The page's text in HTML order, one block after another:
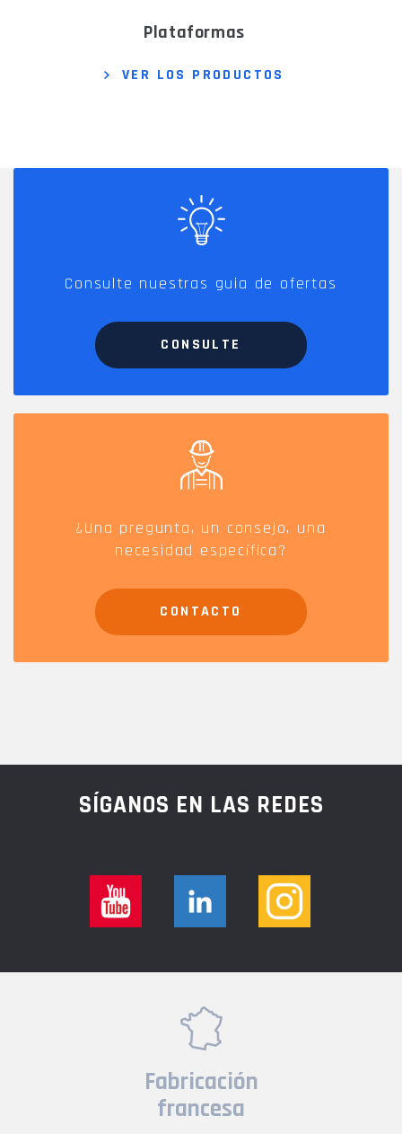
plataformas
VER LOS PRODUCTOS
Consulte nuestras guia de ofertas
CONSULTE
¿Una pregunta, un consejo, una
necesidad específica?
CONTACTO
SÍGANOS EN LAS REDES
Fabricación
francesa